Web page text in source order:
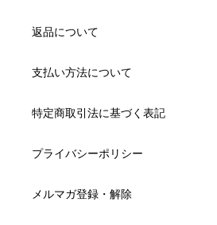
返品について
支払い方法について
特定商取引法に基づく表記
プライバシーポリシー
メルマガ登録・解除